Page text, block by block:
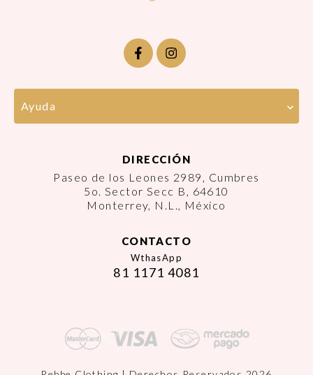
Ayuda
DIRECCIÓN
Paseo de los Leones 2989, Cumbres
5o. Sector Secc B, 64610
Monterrey, N.L., México
CONTACTO
WthasApp
81 1171 4081